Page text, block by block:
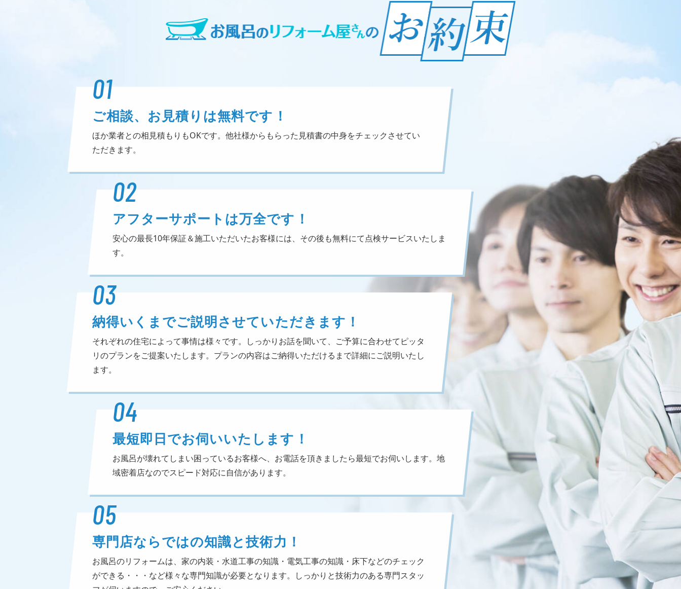
01
ご相談、お見積りは無料です！
ほか業者との相見積もりもOKです。他社様からもらった見積書の中身をチェックさせてい
ただきます。
02
アフターサポートは万全です！
安心の最長10年保証＆施工いただいたお客様には、その後も無料にて点検サービスいたしま
す。
03
納得いくまでご説明させていただきます！
それぞれの住宅によって事情は様々です。しっかりお話を聞いて、ご予算に合わせてピッタ
リのプランをご提案いたします。プランの内容はご納得いただけるまで詳細にご説明いたし
ます。
04
最短即日でお伺いいたします！
お風呂が壊れてしまい困っているお客様へ、お電話を頂きましたら最短でお伺いします。地
域密着店なのでスピード対応に自信があります。
05
専門店ならではの知識と技術力！
お風呂のリフォームは、家の内装・水道工事の知識・電気工事の知識・床下などのチェック
ができる・・・など様々な専門知識が必要となります。しっかりと技術力のある専門スタッ